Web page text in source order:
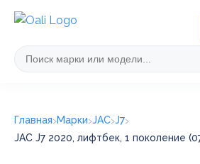
Главная Марки JAC J7
JAC J7 2020, лифтбек, 1 поколение